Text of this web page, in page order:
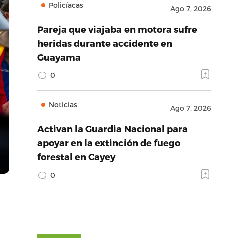
Policíacas Ago 7, 2026
Pareja que viajaba en motora sufre
heridas durante accidente en
Guayama
0
Noticias Ago 7, 2026
Activan la Guardia Nacional para
apoyar en la extinción de fuego
forestal en Cayey
0